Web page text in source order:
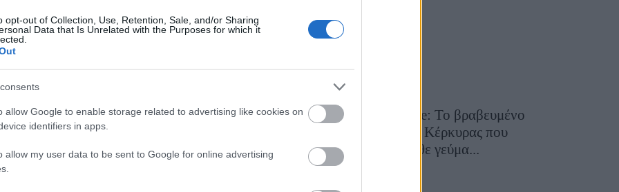
opt-out of Collection, Use, Retention, Sale, and/or Sharing
Data that Is Unrelated with the Purposes for which it
allow Google to enable storage related to advertising like cookies on
identifiers in apps.
allow my user data to be sent to Google for online advertising
Σίγουρα, οι εξωτικές ακτές της Ταϊλάνδης με τους
Toula’s Seaside: Το βραβευμένο
εστιατόριο της Κέρκυρας που
μετατρέπει κάθε γεύμα...
28 Ιουλίου 2026, 11:05